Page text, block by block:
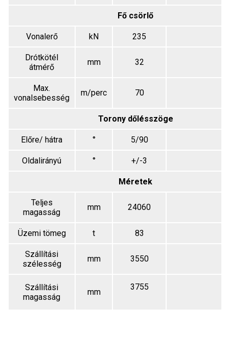
Fő csörlő
Vonalerő kN 235
Drótkötél
átmérő
mm 32
Max.
vonalsebesség
m/perc 70
Torony dőlésszöge
Előre/ hátra ° 5/90
Oldalirányú ° +/-3
Méretek
Teljes
magasság
mm 24060
Üzemi tömeg t 83
Szállítási
szélesség
mm 3550
Szállítási
magasság
mm
3755